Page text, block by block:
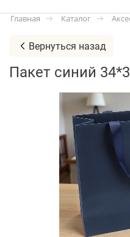
Главная Каталог
Вернуться назад
Пакет синий